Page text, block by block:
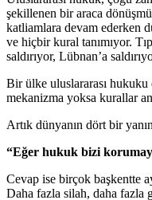
şekillenen bir araca
katliamlara devam ederken
ve hiçbir kural tanımıyor.
saldırıyor, Lübnan’a
Bir ülke uluslararası
mekanizma yoksa kurallar
Artık dünyanın dört bir
“Eğer hukuk bizi
Cevap ise birçok başkentte
Daha fazla silah, daha fazla